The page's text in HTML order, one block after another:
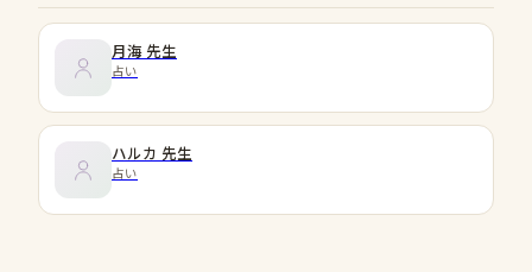
月海 先生
占い
ハルカ 先生
占い